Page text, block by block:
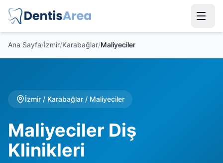
Ana Sayfa/İzmir/Karabağlar/Maliyeciler
İzmir / Karabağlar / Maliyeciler
Maliyeciler Diş
Klinikleri